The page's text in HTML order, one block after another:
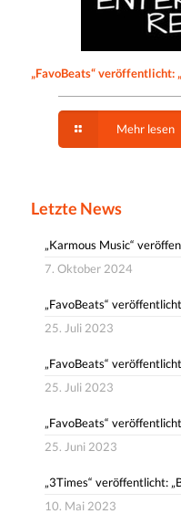
„FavoBeats“ veröffentlicht:
Mehr lesen
Letzte News
„Karmous Music“
7. Oktober 2024
„FavoBeats“
25. Juli 2023
„FavoBeats“
25. Juli 2023
„FavoBeats“
25. Juni 2023
„3Times“ veröffentlicht:
10. Mai 2023